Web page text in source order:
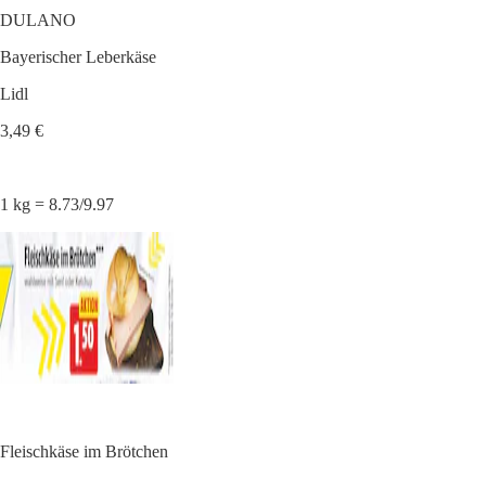
DULANO
Bayerischer Leberkäse
Lidl
3,49 €
1 kg = 8.73/9.97
Fleischkäse im Brötchen